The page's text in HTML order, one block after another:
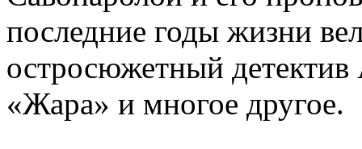
последние годы жизни
остросюжетный детектив
«Жара» и многое другое.